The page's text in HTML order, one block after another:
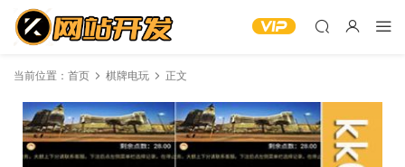
当前位置： 首页 棋牌电玩 正文